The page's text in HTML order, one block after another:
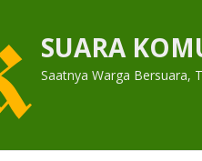
SUARA
Saatnya Warga Bersuara,